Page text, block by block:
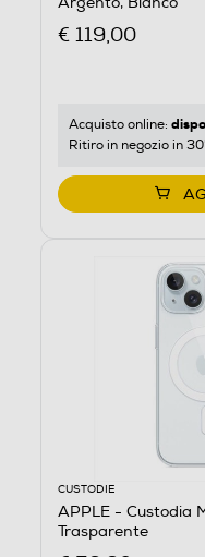
€ 119,00
Acquisto online:
Ritiro in negozio in
CUSTODIE
APPLE - Custodia
Trasparente